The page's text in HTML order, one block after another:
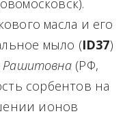
масла и его
мыло (ID37)
(РФ,
сорбентов на
ионов